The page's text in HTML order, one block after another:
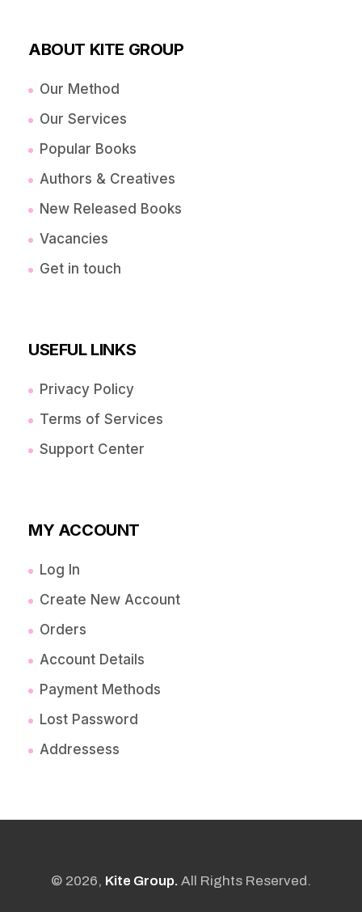
ABOUT KITE GROUP
Our Method
Our Services
Popular Books
Authors & Creatives
New Released Books
Vacancies
Get in touch
USEFUL LINKS
Privacy Policy
Terms of Services
Support Center
MY ACCOUNT
Log In
Create New Account
Orders
Account Details
Payment Methods
Lost Password
Addressess
© 2026, Kite Group. All Rights Reserved.